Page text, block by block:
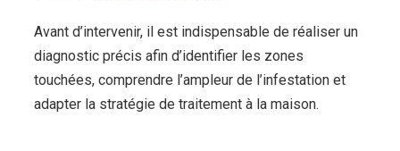
Avant d’intervenir, il est indispensable de réaliser un
diagnostic précis afin d’identifier les zones
touchées, comprendre l’ampleur de l’infestation et
adapter la stratégie de traitement à la maison.